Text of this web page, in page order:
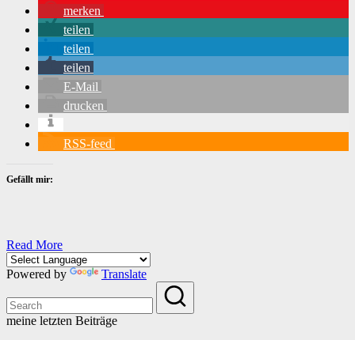
merken
teilen
teilen
teilen
E-Mail
drucken
RSS-feed
Gefällt mir:
Read More
Powered by Translate
meine letzten Beiträge